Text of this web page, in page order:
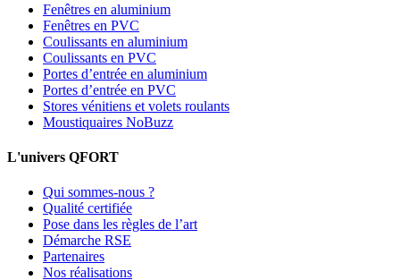
Fenêtres en aluminium
Fenêtres en PVC
Coulissants en aluminium
Coulissants en PVC
Portes d’entrée en aluminium
Portes d’entrée en PVC
Stores vénitiens et volets roulants
Moustiquaires NoBuzz
L'univers QFORT
Qui sommes-nous ?
Qualité certifiée
Pose dans les règles de l’art
Démarche RSE
Partenaires
Nos réalisations